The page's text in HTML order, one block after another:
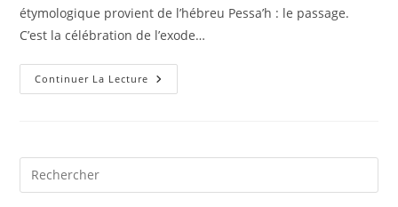
étymologique provient de l’hébreu Pessa’h : le passage.
C’est la célébration de l’exode…
Continuer La Lecture